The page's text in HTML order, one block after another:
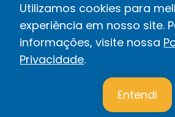
©Safras&Cifras
Relatório de Transparência
Política de
Desenvolvido por
Utilizamos cookies para
experiência em nosso site.
informações, visite nossa
Privacidade.
Entendi